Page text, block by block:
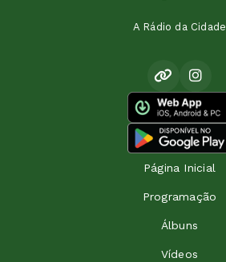
A Rádio da Cidade
Página Inicial
Programação
Álbuns
Vídeos